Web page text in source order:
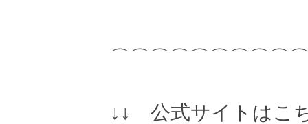
↓↓ 公式サイトはこ